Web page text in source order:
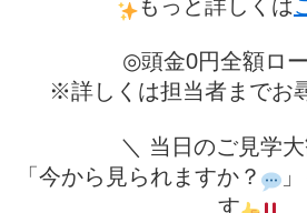
もっと詳しくは
◎頭金0円全額ロー
※詳しくは担当者までお
＼ 当日のご見学
「今から見られますか？
す